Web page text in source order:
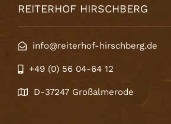
REITERHOF HIRSCHBERG
info@reiterhof-hirschberg.de
+49 (0) 56 04-64 12
D-37247 Großalmerode